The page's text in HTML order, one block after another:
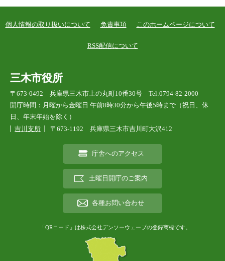
個人情報の取り扱いについて 免責事項 このホームページについて
RSS配信について
三木市役所
〒673-0492 兵庫県三木市上の丸町10番30号 Tel:0794-82-2000
開庁時間：月曜から金曜日 午前8時30分から午後5時まで（祝日、休
日、年末年始を除く）
吉川支所
〒673-1192 兵庫県三木市吉川町大沢412
庁舎へのアクセス
土曜日開庁のご案内
各種お問い合わせ
「QRコード」は株式会社デンソーウェーブの登録商標です。